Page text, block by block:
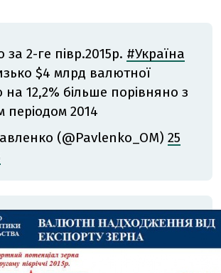
за 2-ге півр.2015р. #Україна
$4 млрд валютної
12,2% більше порівняно з
періодом 2014
(@Pavlenko_OM) 25